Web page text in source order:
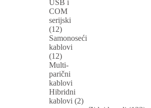
USB i
COM
serijski
(12)
Samonoseći
kablovi
(12)
Multi-
parični
kablovi
Hibridni
kablovi (2)